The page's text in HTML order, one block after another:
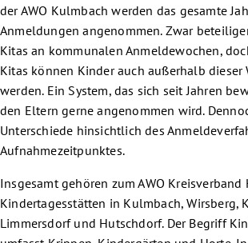
der AWO Kulmbach werden das gesamte
Anmeldungen angenommen. Zwar
Kitas an kommunalen Anmeldewochen,
Kitas können Kinder auch außerhalb dieser
werden. Ein System, das sich seit Jahren
den Eltern gerne angenommen wird.
Unterschiede hinsichtlich des
Aufnahmezeitpunktes.
Insgesamt gehören zum AWO Kreisverband
Kindertagesstätten in Kulmbach, Wirsberg,
Limmersdorf und Hutschdorf. Der Begriff